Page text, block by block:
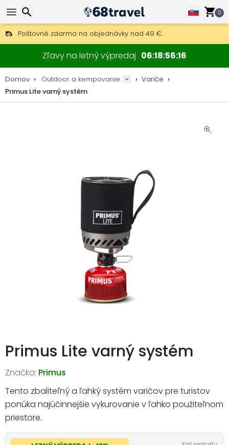
0
Poštovné zdarma na objednávky nad 49 €.
30 dní na vrátenie, 90 dní na drevené mapy a dekorácie.
Najlepšie ceny na outdoor vybavenie a doplnky.
Zľavy na letný výpredaj 06 18 56 16
Domov Outdoor a kempovanie
Variče
Primus Lite varný systém
Primus Lite varný systém
Značka: Primus
Tento zbaliteľný a ľahký systém varičov pre turistov
ponúka najúčinnejšie vykurovanie v ľahko použiteľnom
priestore.
Hľadať